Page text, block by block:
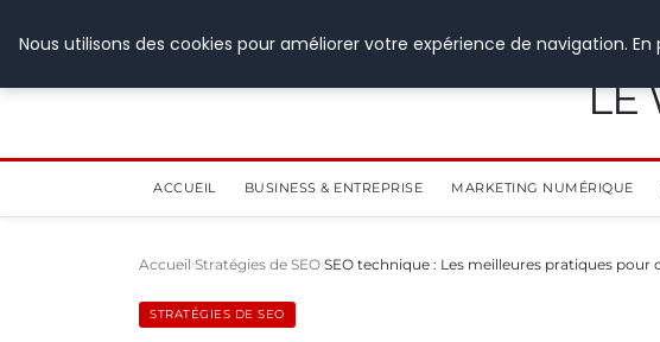
LE
ACCUEIL BUSINESS & ENTREPRISE MARKETING NUMÉRIQUE
Accueil Stratégies de SEO SEO technique : Les meilleures pratiques pour
STRATÉGIES DE SEO
Nous utilisons des cookies pour améliorer votre expérience de navigation.